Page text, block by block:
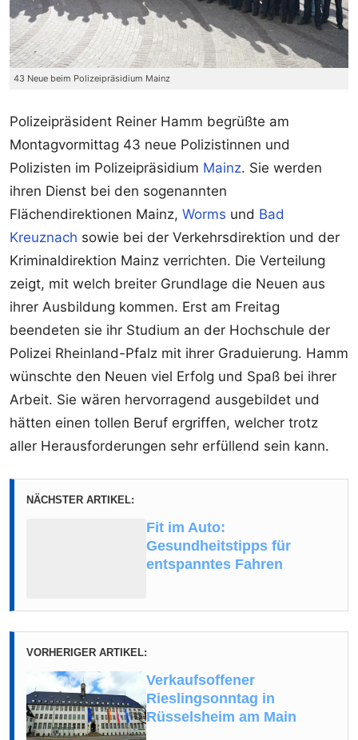
43 Neue beim Polizeipräsidium Mainz
Polizeipräsident Reiner Hamm begrüßte am
Montagvormittag 43 neue Polizistinnen und
Polizisten im Polizeipräsidium Mainz. Sie werden
ihren Dienst bei den sogenannten
Flächendirektionen Mainz, Worms und Bad
Kreuznach sowie bei der Verkehrsdirektion und der
Kriminaldirektion Mainz verrichten. Die Verteilung
zeigt, mit welch breiter Grundlage die Neuen aus
ihrer Ausbildung kommen. Erst am Freitag
beendeten sie ihr Studium an der Hochschule der
Polizei Rheinland-Pfalz mit ihrer Graduierung. Hamm
wünschte den Neuen viel Erfolg und Spaß bei ihrer
Arbeit. Sie wären hervorragend ausgebildet und
hätten einen tollen Beruf ergriffen, welcher trotz
aller Herausforderungen sehr erfüllend sein kann.
NÄCHSTER ARTIKEL:
Fit im Auto:
Gesundheitstipps für
entspanntes Fahren
VORHERIGER ARTIKEL:
Verkaufsoffener
Rieslingsonntag in
Rüsselsheim am Main